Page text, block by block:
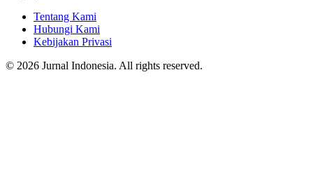
Tentang Kami
Hubungi Kami
Kebijakan Privasi
© 2026 Jurnal Indonesia. All rights reserved.